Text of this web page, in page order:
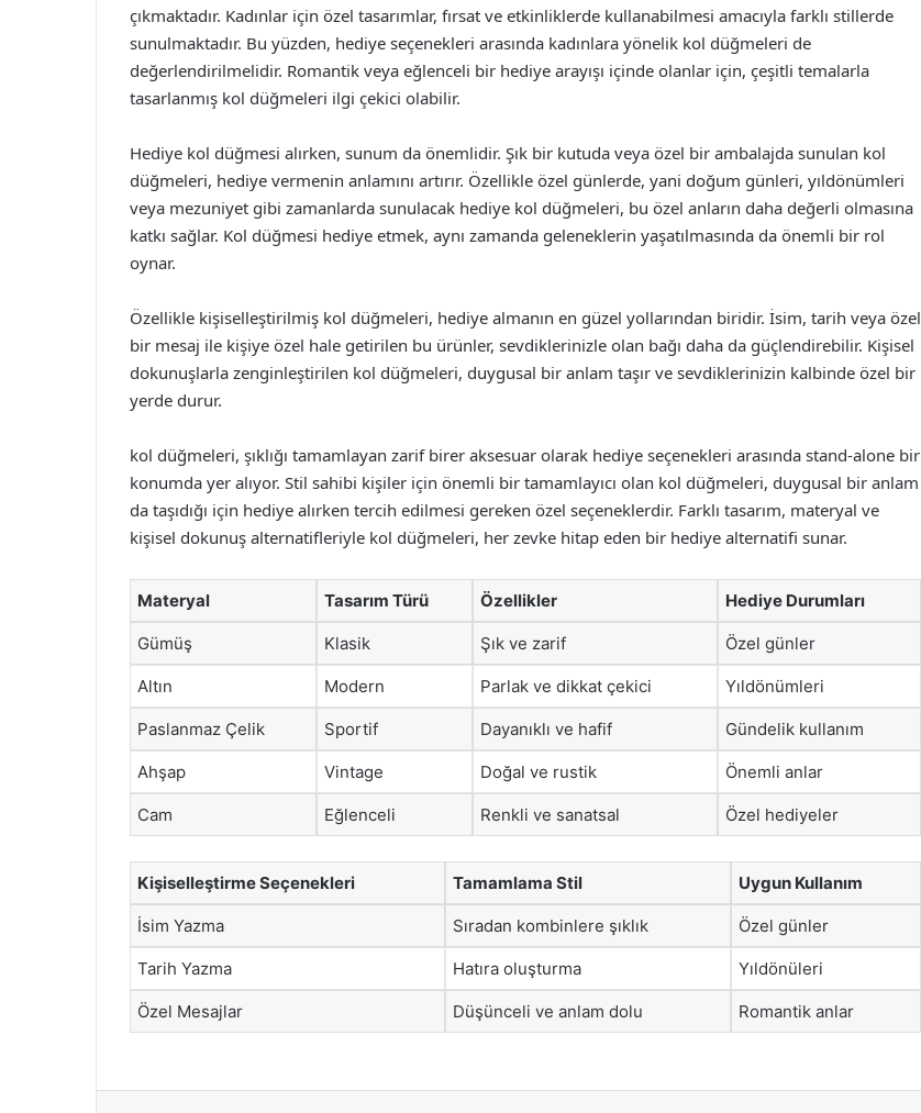
çıkmaktadır. Kadınlar için özel tasarımlar, fırsat ve etkinliklerde kullanabilmesi amacıyla farklı stillerde
sunulmaktadır. Bu yüzden, hediye seçenekleri arasında kadınlara yönelik kol düğmeleri de
değerlendirilmelidir. Romantik veya eğlenceli bir hediye arayışı içinde olanlar için, çeşitli temalarla
tasarlanmış kol düğmeleri ilgi çekici olabilir.
Hediye kol düğmesi alırken, sunum da önemlidir. Şık bir kutuda veya özel bir ambalajda sunulan kol
düğmeleri, hediye vermenin anlamını artırır. Özellikle özel günlerde, yani doğum günleri, yıldönümleri
veya mezuniyet gibi zamanlarda sunulacak hediye kol düğmeleri, bu özel anların daha değerli olmasına
katkı sağlar. Kol düğmesi hediye etmek, aynı zamanda geleneklerin yaşatılmasında da önemli bir rol
oynar.
Özellikle kişiselleştirilmiş kol düğmeleri, hediye almanın en güzel yollarından biridir. İsim, tarih veya özel
bir mesaj ile kişiye özel hale getirilen bu ürünler, sevdiklerinizle olan bağı daha da güçlendirebilir. Kişisel
dokunuşlarla zenginleştirilen kol düğmeleri, duygusal bir anlam taşır ve sevdiklerinizin kalbinde özel bir
yerde durur.
kol düğmeleri, şıklığı tamamlayan zarif birer aksesuar olarak hediye seçenekleri arasında stand-alone bir
konumda yer alıyor. Stil sahibi kişiler için önemli bir tamamlayıcı olan kol düğmeleri, duygusal bir anlam
da taşıdığı için hediye alırken tercih edilmesi gereken özel seçeneklerdir. Farklı tasarım, materyal ve
kişisel dokunuş alternatifleriyle kol düğmeleri, her zevke hitap eden bir hediye alternatifi sunar.
Materyal Tasarım Türü Özellikler Hediye Durumları
Gümüş Klasik Şık ve zarif Özel günler
Altın Modern Parlak ve dikkat çekici Yıldönümleri
Paslanmaz Çelik Sportif Dayanıklı ve hafif Gündelik kullanım
Ahşap Vintage Doğal ve rustik Önemli anlar
Cam Eğlenceli Renkli ve sanatsal Özel hediyeler
Kişiselleştirme Seçenekleri Tamamlama Stil Uygun Kullanım
İsim Yazma Sıradan kombinlere şıklık Özel günler
Tarih Yazma Hatıra oluşturma Yıldönüleri
Özel Mesajlar Düşünceli ve anlam dolu Romantik anlar